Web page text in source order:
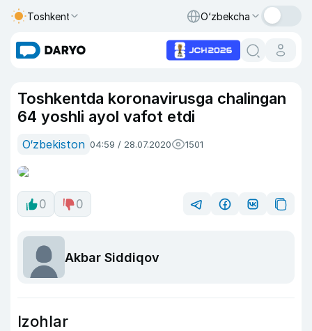
Toshkent O‘zbekcha
Toshkentda koronavirusga chalingan
64 yoshli ayol vafot etdi
O‘zbekiston 04:59 / 28.07.2020 1501
0 0
Akbar Siddiqov
Izohlar